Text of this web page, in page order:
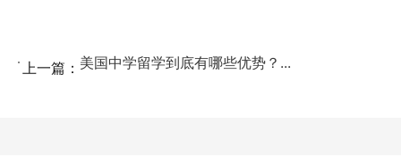
上一篇： 美国中学留学到底有哪些优势？...